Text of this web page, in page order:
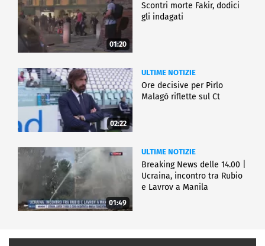
01:20
Scontri morte Fakir, dodici
gli indagati
02:22
ULTIME NOTIZIE
Ore decisive per Pirlo
Malagò riflette sul Ct
01:49
ULTIME NOTIZIE
Breaking News delle 14.00 |
Ucraina, incontro tra Rubio
e Lavrov a Manila